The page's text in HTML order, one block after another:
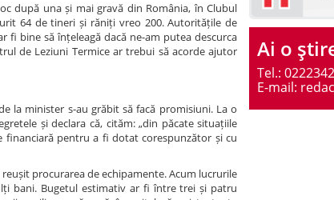
după una și mai gravă din România, în Clubul
64 de tineri și răniți vreo 200. Autoritățile de
fi bine să înțeleagă dacă ne-am putea descurca
de Leziuni Termice ar trebui să acorde ajutor
la minister s-au grăbit să facă promisiuni. La o
și declara că, cităm: „din păcate situațiile
financiară pentru a fi dotat corespunzător și cu
procurarea de echipamente. Acum lucrurile
bani. Bugetul estimativ ar fi între trei și patru
Ai o
Tel.:
E-mail: